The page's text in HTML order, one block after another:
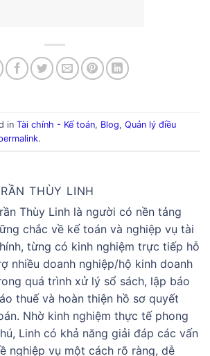
in Tài chính - Kế toán, Blog, Quản lý điều
.
THÙY LINH
Thùy Linh là người có nền tảng
chắc về kế toán và nghiệp vụ tài
từng có kinh nghiệm trực tiếp hỗ
nhiều doanh nghiệp/hộ kinh doanh
quá trình xử lý sổ sách, lập báo
thuế và hoàn thiện hồ sơ quyết
Nhờ kinh nghiệm thực tế phong
Linh có khả năng giải đáp các vấn
nghiệp vụ một cách rõ ràng, dễ